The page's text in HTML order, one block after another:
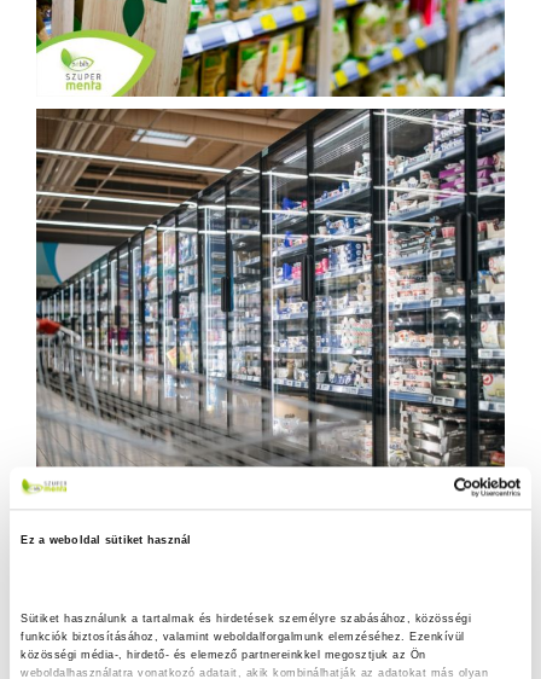
Ez a weboldal sütiket használ
Sütiket használunk a tartalmak és hirdetések személyre szabásához, közösségi
funkciók biztosításához, valamint weboldalforgalmunk elemzéséhez. Ezenkívül
közösségi média-, hirdető- és elemező partnereinkkel megosztjuk az Ön
weboldalhasználatra vonatkozó adatait, akik kombinálhatják az adatokat más olyan